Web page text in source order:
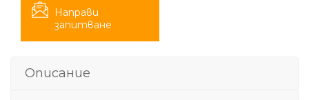
Направи
запитване
Описание